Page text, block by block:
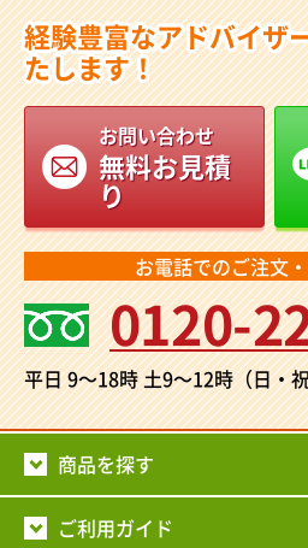
経験豊富なアドバイザ
たします！
お問い合わせ
無料お見積
り
お電話でのご注文
0120-
平日 9～18時土9～12時（日・
商品を探す
ご利用ガイド